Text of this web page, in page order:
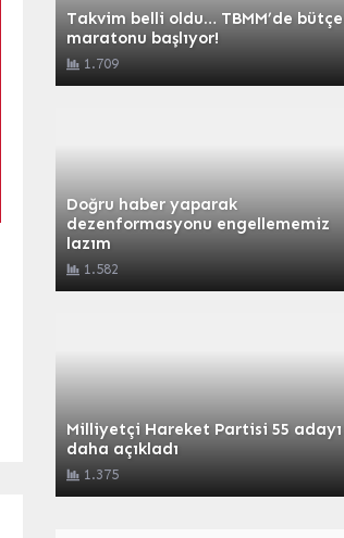
Takvim belli oldu… TBMM’de bütçe
maratonu başlıyor!
1.709
Doğru haber yaparak
dezenformasyonu engellememiz
lazım
1.582
Milliyetçi Hareket Partisi 55 adayı
daha açıkladı
1.375